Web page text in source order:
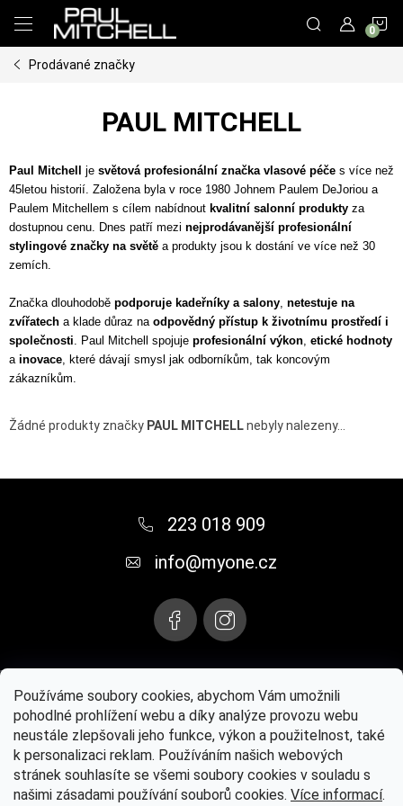
Používáme soubory cookies, abychom Vám umožnili
pohodlné prohlížení webu a díky analýze provozu webu
neustále zlepšovali jeho funkce, výkon a použitelnost, také
k personalizaci reklam. Používáním našich webových
stránek souhlasíte se všemi soubory cookies v souladu s
našimi zásadami používání souborů cookies. Více informací.
obsah
Prodávané značky
PAUL MITCHELL
Paul Mitchell je světová profesionální značka vlasové péče s více než
45letou historií. Založena byla v roce 1980 Johnem Paulem DeJoriou a
Paulem Mitchellem s cílem nabídnout kvalitní salonní produkty za
dostupnou cenu. Dnes patří mezi nejprodávanější profesionální
stylingové značky na světě a produkty jsou k dostání ve více než 30
zemích.
Značka dlouhodobě podporuje kadeřníky a salony, netestuje na
zvířatech a klade důraz na odpovědný přístup k životnímu prostředí i
společnosti. Paul Mitchell spojuje profesionální výkon, etické hodnoty
a inovace, které dávají smysl jak odborníkům, tak koncovým
zákazníkům.
Žádné produkty značky PAUL MITCHELLnebyly nalezeny...
223 018 909
info@myone.cz
Instagram
Paul Mitchell® oficiální web MYONE s.r.o. Kontaktujte nás
Osvědčení